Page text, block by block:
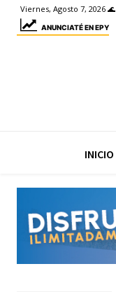
Viernes, Agosto 7, 2026 🌊
ANUNCIATÉ EN EPY
INICIO